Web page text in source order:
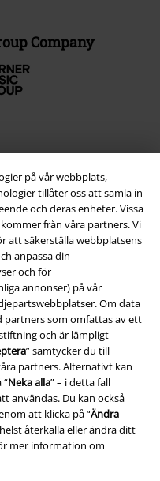
på vår webbplats,
tillåter oss att samla in
och deras enheter. Vissa
från våra partners. Vi
att säkerställa webbplatsens
anpassa din
och för
annonser) på vår
Om data
partners som omfattas av ett
och är lämpligt
” samtycker du till
partners. Alternativt kan
Neka alla” – i detta fall
användas. Du kan också
att klicka på “Ändra
återkalla eller ändra ditt
mer information om
Company